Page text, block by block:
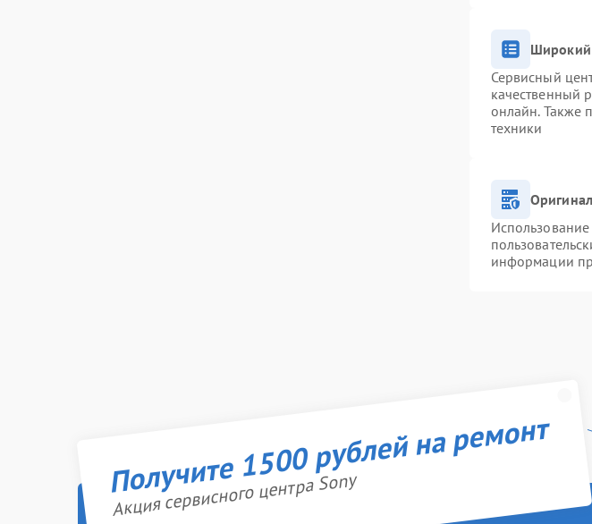
Широкий
Сервисный
качественный
онлайн. Также
техники
информации
Получите 1500 рублей на ремонт
Акция сервисного центра Sony